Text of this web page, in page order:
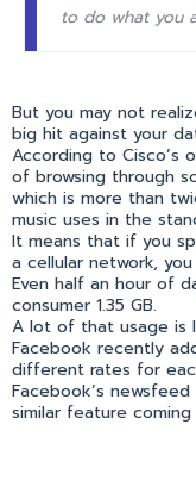
to do what you
But you may not
big hit against your
According to Cisco’s
of browsing through
which is more than
music uses in the
It means that if you
a cellular network,
Even half an hour of
consumer 1.35 GB.
A lot of that usage is
Facebook recently
different rates for
Facebook’s
similar feature